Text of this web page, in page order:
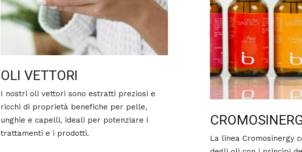
OLI VETTORI
I nostri oli vettori sono estratti preziosi e
ricchi di proprietà benefiche per pelle,
unghie e capelli, ideali per potenziare i
trattamenti e i prodotti.
La linea Cromosinergy